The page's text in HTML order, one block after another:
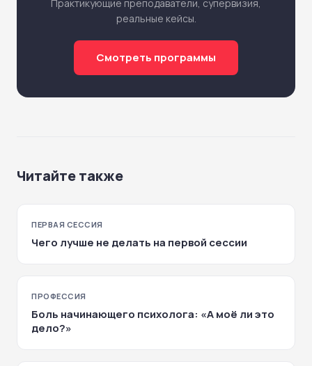
Практикующие преподаватели, супервизия,
реальные кейсы.
Смотреть программы
Читайте также
ПЕРВАЯ СЕССИЯ
Чего лучше не делать на первой сессии
ПРОФЕССИЯ
Боль начинающего психолога: «А моё ли это
дело?»